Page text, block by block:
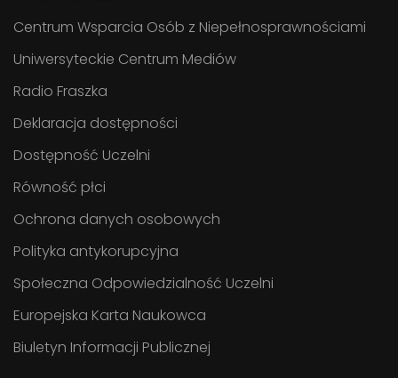
Centrum Wsparcia Osób z Niepełnosprawnościami
Uniwersyteckie Centrum Mediów
Radio Fraszka
Deklaracja dostępności
Dostępność Uczelni
Równość płci
Ochrona danych osobowych
Polityka antykorupcyjna
Społeczna Odpowiedzialność Uczelni
Europejska Karta Naukowca
Biuletyn Informacji Publicznej